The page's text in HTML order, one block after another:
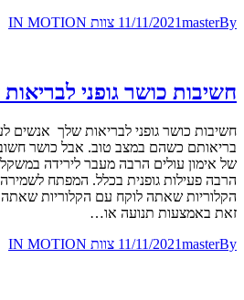
11/11/2021masterBy צוות IN MOTION
חשיבות כושר גופני
חשיבות כושר גופני לבריאות שלך אנשים
בריאותם כשהם במצב טוב. אבל כושר חשוב
של אימון עולים הרבה מעבר לירידה
הרבה פעילות גופנית בכלל. המפתח לשמירה
הקלוריות שאתה לוקח עם הקלוריות
זאת באמצעות תנועה או…
11/11/2021masterBy צוות IN MOTION